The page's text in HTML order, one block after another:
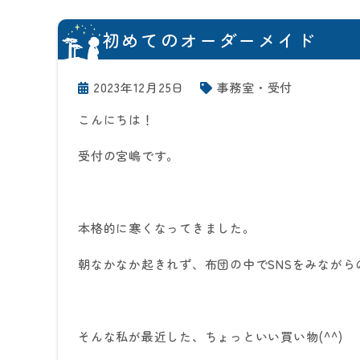
初めてのオーダーメイド
2023年12月25日
事務室・受付
こんにちは！
受付の宮嶋です。
本格的に寒くなってきました。
朝なかなか起きれず、布団の中でSNSをみなが
そんな私が最近した、ちょっといい買い物(^^)